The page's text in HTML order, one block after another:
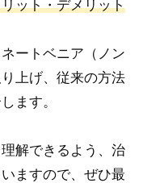
ット・デメリット
ートベニア（ノン
上げ、従来の方法
ます。
解できるよう、治
ますので、ぜひ最